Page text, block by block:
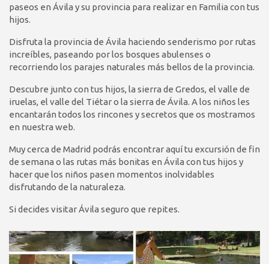
paseos en Ávila y su provincia para realizar en Familia con tus
hijos.
Disfruta la provincia de Ávila haciendo senderismo por rutas
increíbles, paseando por los bosques abulenses o
recorriendo los parajes naturales más bellos de la provincia.
Descubre junto con tus hijos, la sierra de Gredos, el valle de
iruelas, el valle del Tiétar o la sierra de Ávila. A los niños les
encantarán todos los rincones y secretos que os mostramos
en nuestra web.
Muy cerca de Madrid podrás encontrar aquí tu excursión de fin
de semana o las rutas más bonitas en Ávila con tus hijos y
hacer que los niños pasen momentos inolvidables
disfrutando de la naturaleza.
Si decides visitar Ávila seguro que repites.